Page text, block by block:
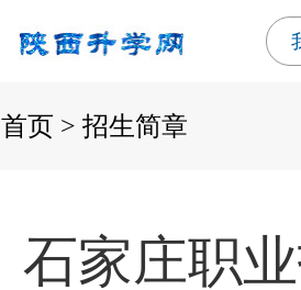
首页 > 招生简章
石家庄职